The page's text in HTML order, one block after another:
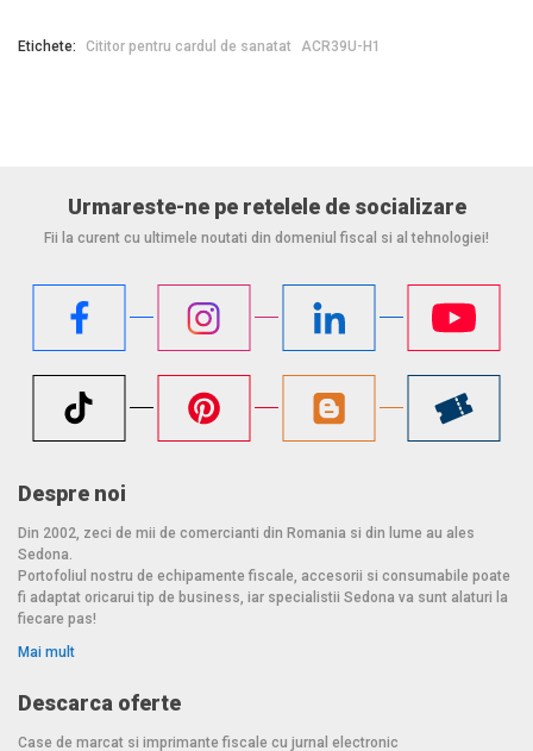
Suportă PPS (Protocol and Parameter Selection);
Compatibil cu CT-API (prin interfață peste PC/SC);
Compatibilitate extinsă:
Suport pentru: Windows 2000 SP2 / XP / Server 2003 /
Vista / 7 / 8 / 10 / 11, macOS , Linux;
Etichete: Cititor pentru cardul de sanatat ACR39U-H1
Urmareste-ne pe retelele de socializare
Fii la curent cu ultimele noutati din domeniul fiscal si al tehnologiei!
Despre noi
Din 2002, zeci de mii de comercianti din Romania si din lume au ales
Sedona.
Portofoliul nostru de echipamente fiscale, accesorii si consumabile poate
fi adaptat oricarui tip de business, iar specialistii Sedona va sunt alaturi la
fiecare pas!
Mai mult
Descarca oferte
Case de marcat si imprimante fiscale cu jurnal electronic